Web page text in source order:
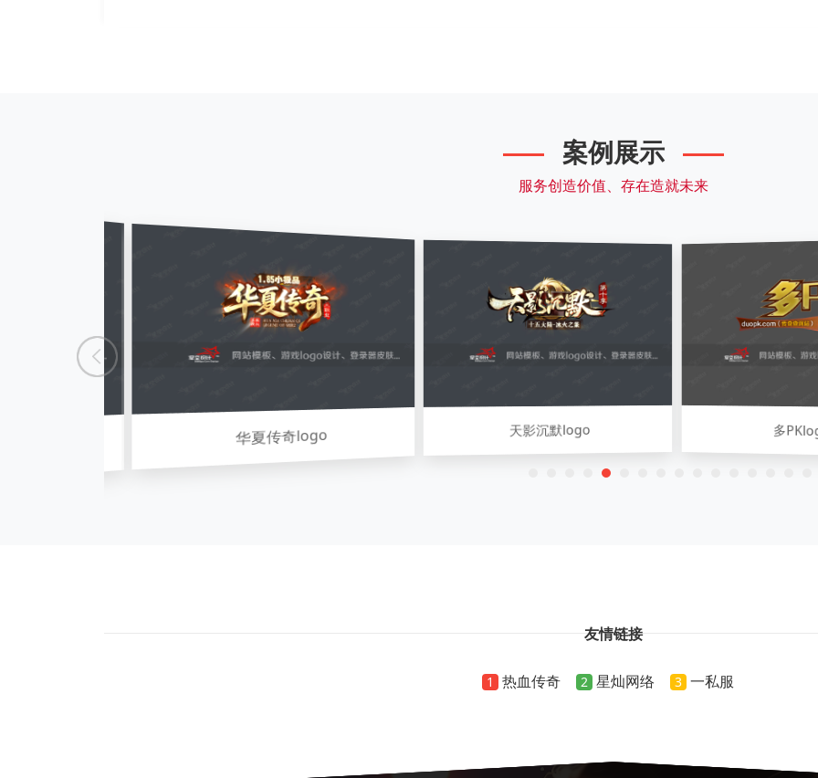
案例展示
服务创造价值、存在造就未来
华夏传奇logo 天影沉默logo 多PKlogo
友情链接
1 热血传奇 2 星灿网络 3 一私服